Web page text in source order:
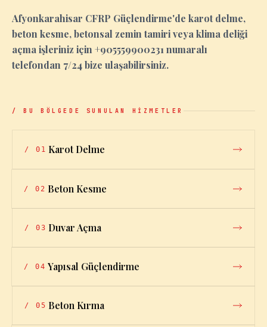
Afyonkarahisar CFRP Güçlendirme'de karot delme,
beton kesme, betonsal zemin tamiri veya klima deliği
açma işleriniz için +905559900231 numaralı
telefondan 7/24 bize ulaşabilirsiniz.
/ BU BÖLGEDE SUNULAN HİZMETLER
/ 01 Karot Delme
/ 02 Beton Kesme
/ 03 Duvar Açma
/ 04 Yapısal Güçlendirme
/ 05 Beton Kırma